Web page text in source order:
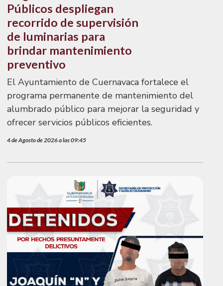
Públicos despliegan
recorrido de supervisión
de luminarias para
brindar mantenimiento
preventivo
El Ayuntamiento de Cuernavaca fortalece el
programa permanente de mantenimiento del
alumbrado público para mejorar la seguridad y
ofrecer servicios públicos eficientes.
4 de Agosto de 2026 a las 09:45